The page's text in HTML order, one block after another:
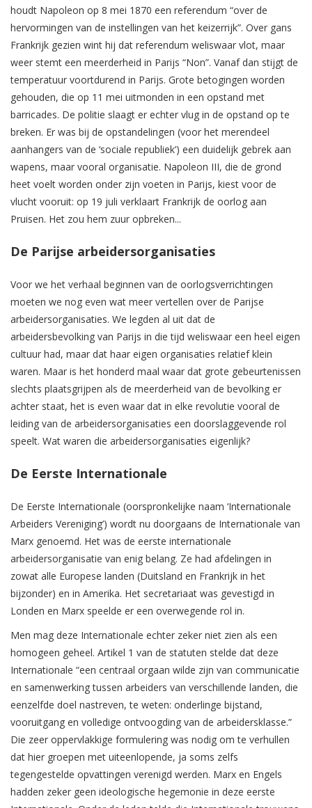
houdt Napoleon op 8 mei 1870 een referendum “over de
hervormingen van de instellingen van het keizerrijk”. Over gans
Frankrijk gezien wint hij dat referendum weliswaar vlot, maar
weer stemt een meerderheid in Parijs “Non”. Vanaf dan stijgt de
temperatuur voortdurend in Parijs. Grote betogingen worden
gehouden, die op 11 mei uitmonden in een opstand met
barricades. De politie slaagt er echter vlug in de opstand op te
breken. Er was bij de opstandelingen (voor het merendeel
aanhangers van de ‘sociale republiek’) een duidelijk gebrek aan
wapens, maar vooral organisatie. Napoleon III, die de grond
heet voelt worden onder zijn voeten in Parijs, kiest voor de
vlucht vooruit: op 19 juli verklaart Frankrijk de oorlog aan
Pruisen. Het zou hem zuur opbreken...
De Parijse arbeidersorganisaties
Voor we het verhaal beginnen van de oorlogsverrichtingen
moeten we nog even wat meer vertellen over de Parijse
arbeidersorganisaties. We legden al uit dat de
arbeidersbevolking van Parijs in die tijd weliswaar een heel eigen
cultuur had, maar dat haar eigen organisaties relatief klein
waren. Maar is het honderd maal waar dat grote gebeurtenissen
slechts plaatsgrijpen als de meerderheid van de bevolking er
achter staat, het is even waar dat in elke revolutie vooral de
leiding van de arbeidersorganisaties een doorslaggevende rol
speelt. Wat waren die arbeidersorganisaties eigenlijk?
De Eerste Internationale
De Eerste Internationale (oorspronkelijke naam ‘Internationale
Arbeiders Vereniging’) wordt nu doorgaans de Internationale van
Marx genoemd. Het was de eerste internationale
arbeidersorganisatie van enig belang. Ze had afdelingen in
zowat alle Europese landen (Duitsland en Frankrijk in het
bijzonder) en in Amerika. Het secretariaat was gevestigd in
Londen en Marx speelde er een overwegende rol in.
Men mag deze Internationale echter zeker niet zien als een
homogeen geheel. Artikel 1 van de statuten stelde dat deze
Internationale “een centraal orgaan wilde zijn van communicatie
en samenwerking tussen arbeiders van verschillende landen, die
eenzelfde doel nastreven, te weten: onderlinge bijstand,
vooruitgang en volledige ontvoogding van de arbeidersklasse.”
Die zeer oppervlakkige formulering was nodig om te verhullen
dat hier groepen met uiteenlopende, ja soms zelfs
tegengestelde opvattingen verenigd werden. Marx en Engels
hadden zeker geen ideologische hegemonie in deze eerste